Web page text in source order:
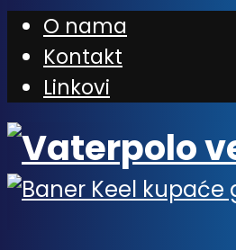
O nama
Kontakt
Linkovi